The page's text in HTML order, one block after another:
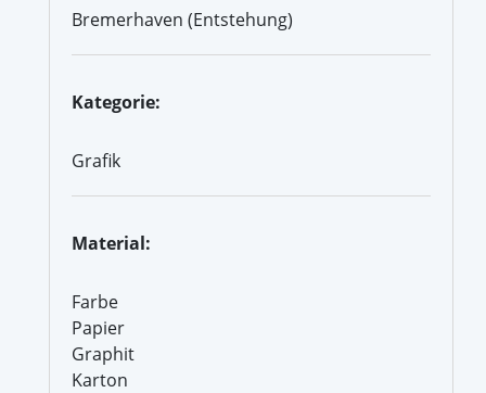
Bremerhaven (Entstehung)
Kategorie:
Grafik
Material:
Farbe
Papier
Graphit
Karton